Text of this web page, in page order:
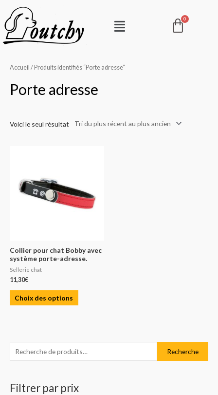
contenu
Menu
e
h
Recherche
Filtrer par prix
rr
Accueil / Produits identifiés “Porte adresse”
Porte adresse
Voici le seul résultat
Collier pour chat Bobby avec
système porte-adresse.
Sellerie chat
11,30€
Choix des options